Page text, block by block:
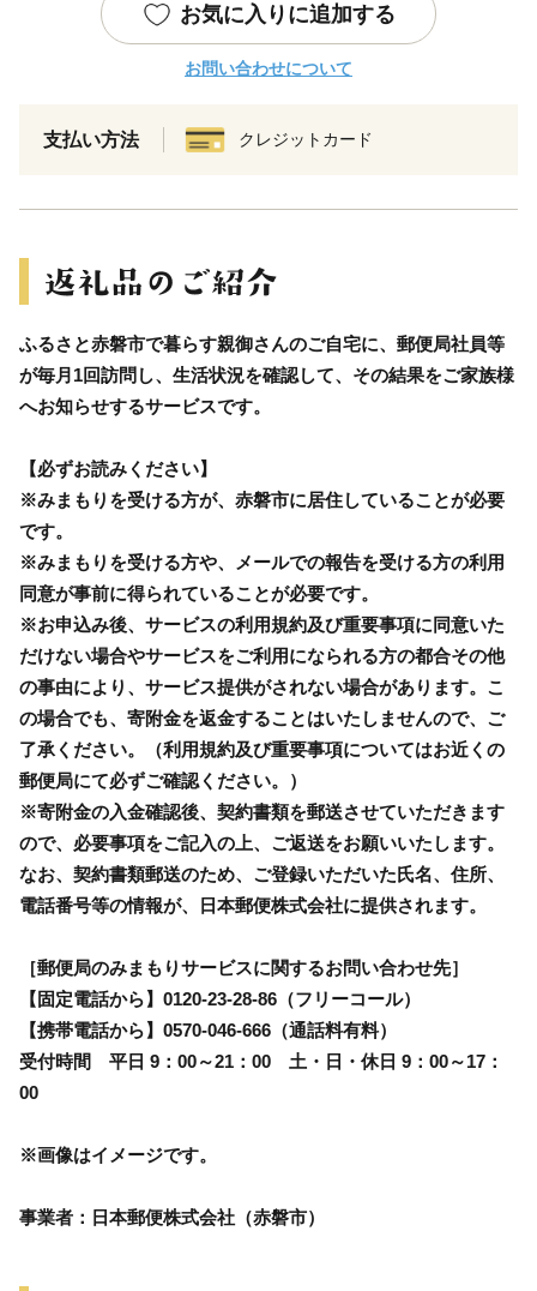
お気に入りに追加する
お問い合わせについて
支払い方法 クレジットカード
ふるさと赤磐市で暮らす親御さんのご自宅に、郵便局社員等
が毎月1回訪問し、生活状況を確認して、その結果をご家族様
へお知らせするサービスです。
【必ずお読みください】
※みまもりを受ける方が、赤磐市に居住していることが必要
です。
※みまもりを受ける方や、メールでの報告を受ける方の利用
同意が事前に得られていることが必要です。
※お申込み後、サービスの利用規約及び重要事項に同意いた
だけない場合やサービスをご利用になられる方の都合その他
の事由により、サービス提供がされない場合があります。こ
の場合でも、寄附金を返金することはいたしませんので、ご
了承ください。（利用規約及び重要事項についてはお近くの
郵便局にて必ずご確認ください。）
※寄附金の入金確認後、契約書類を郵送させていただきます
ので、必要事項をご記入の上、ご返送をお願いいたします。
なお、契約書類郵送のため、ご登録いただいた氏名、住所、
電話番号等の情報が、日本郵便株式会社に提供されます。
［郵便局のみまもりサービスに関するお問い合わせ先］
【固定電話から】0120-23-28-86（フリーコール）
【携帯電話から】0570-046-666（通話料有料）
受付時間 平日 9：00～21：00 土・日・休日 9：00～17：
00
※画像はイメージです。
事業者：日本郵便株式会社（赤磐市）